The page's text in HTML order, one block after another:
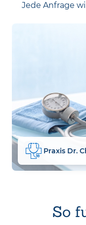
Jede Anfrage
Praxis Dr.
So